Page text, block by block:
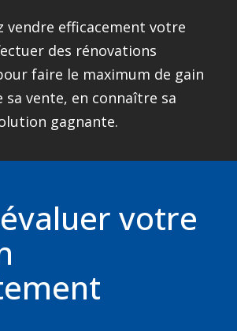
vendre efficacement votre
des rénovations
faire le maximum de gain
sa vente, en connaître sa
gagnante.
votre